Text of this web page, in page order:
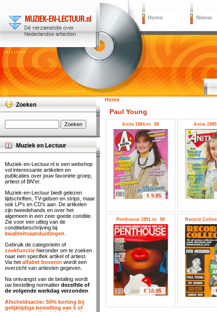
Home Nieuw
Home
Paul Young
Anita 1984 nr. 08
€ 9.95
Anita
Penthouse 1991 nr. 08
€ 18.95
Record
Zoeken
Muziek en Lectuur
Muziek-en-Lectuur.nl is een webshop
vol interessante artikelen en
publicaties over jouw favoriete groep,
artiest of BN'er.
Muziek-en-Lectuur biedt gelezen
tijdschriften, TV-gidsen en strips, maar
ook LP's en CD's aan. De artikelen
zijn tweedehands en over het
algemeen in een zeer goede conditie.
Zie voor een uitleg van de
conditiebeschrijving bij
kwaliteitsaanduidingen
Gebruik de categorieën of
zoekfunctie hieronder om te zoeken
naar een specifiek artikel of artiest.
Via het alfabet bovenin wordt een
overzicht van artiesten gegeven.
Na ontvangst van de betaling wordt
uw bestelling normaliter dezelfde of
de volgende werkdag verzonden
Afscheidsactie: 50% korting bij
gelijktijdige bestelling van 5 of